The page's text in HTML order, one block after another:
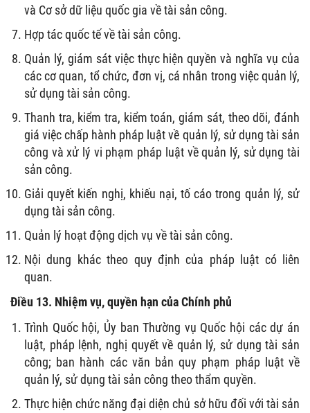
và Cơ sở dữ liệu quốc gia về tài sản công.
Hợp tác quốc tế về tài sản công.
Quản lý, giám sát việc thực hiện quyền và nghĩa vụ của
các cơ quan, tổ chức, đơn vị, cá nhân trong việc quản lý,
sử dụng tài sản công.
Thanh tra, kiểm tra, kiểm toán, giám sát, theo dõi, đánh
giá việc chấp hành pháp luật về quản lý, sử dụng tài sản
công và xử lý vi phạm pháp luật về quản lý, sử dụng tài
sản công.
Giải quyết kiến nghị, khiếu nại, tố cáo trong quản lý, sử
dụng tài sản công.
Quản lý hoạt động dịch vụ về tài sản công.
Nội dung khác theo quy định của pháp luật có liên
quan.
Điều 13. Nhiệm vụ, quyền hạn của Chính phủ
Trình Quốc hội, Ủy ban Thường vụ Quốc hội các dự án
luật, pháp lệnh, nghị quyết về quản lý, sử dụng tài sản
công; ban hành các văn bản quy phạm pháp luật về
quản lý, sử dụng tài sản công theo thẩm quyền.
Thực hiện chức năng đại diện chủ sở hữu đối với tài sản